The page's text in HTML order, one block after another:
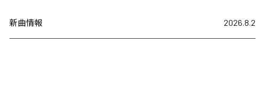
新曲情報 2026.8.2